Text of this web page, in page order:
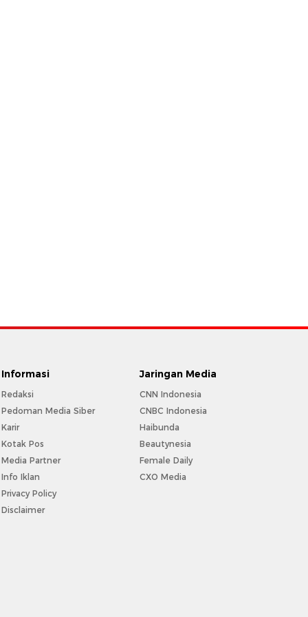
Informasi
Redaksi
Pedoman Media Siber
Karir
Kotak Pos
Media Partner
Info Iklan
Privacy Policy
Disclaimer
Jaringan Media
CNN Indonesia
CNBC Indonesia
Haibunda
Beautynesia
Female Daily
CXO Media